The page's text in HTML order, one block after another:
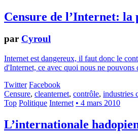
Censure de l’Internet:
par Cyroul
Internet est dangereux, il faut donc le
d'Internet, ce avec quoi nous ne pouvons
Twitter Facebook
Censure, cleanternet, contrôle, industries
Top Politique Internet • 4 mars 2010
L’internationale